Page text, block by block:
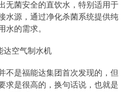
无菌安全的直饮水，特别适用于
水源，通过净化杀菌系统提供纯
水的需求。
不是福能达集团首次发现的，但
求是很高的，换句话说，也就是